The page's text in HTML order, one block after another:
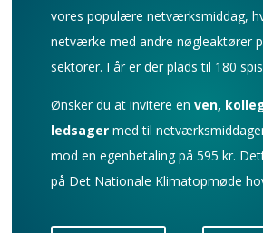
vores populære netværksmiddag,
netværke med andre nøgleaktører
sektorer. I år er der plads til 180
Ønsker du at invitere en ven,
ledsagermed til
mod en egenbetaling på 595 kr.
på Det Nationale Klimatopmøde